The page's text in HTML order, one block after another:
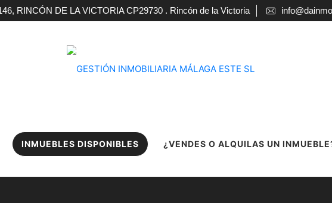
RINCÓN DE LA VICTORIA CP29730 . Rincón de la Victoria
INMUEBLES DISPONIBLES ¿VENDES O ALQUILAS UN